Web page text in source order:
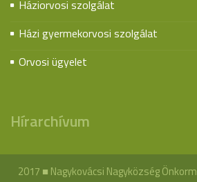
Háziorvosi szolgálat
Házi gyermekorvosi szolgálat
Orvosi ügyelet
Hírarchívum
2017 ■ Nagykovácsi Nagyközség